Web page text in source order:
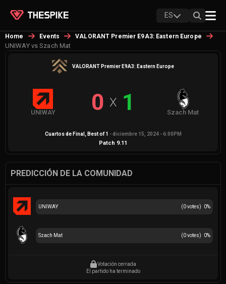
ES
Home Events VALORANT Premier E9A3: Eastern Europe
UNIWAY vs Szach Mat
VALORANT Premier E9A3: Eastern Europe
UNIWAY 0 X 1 Szach Mat
Cuartos de Final , Best of1 - diciembre 15, 2024 - 6:00PM
Patch 9.11
PREDICCIÓN DE LA COMUNIDAD
(0votes) 0%
UNIWAY
(0votes) 0%
Szach Mat
Votación cerrada
El partido ha terminado